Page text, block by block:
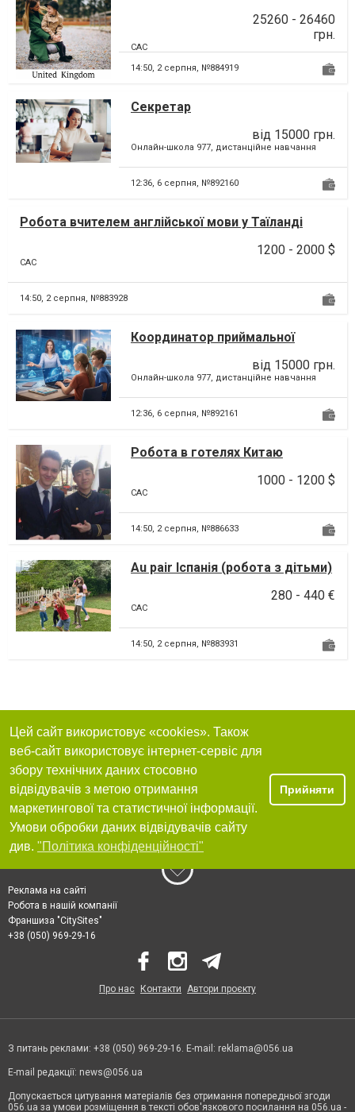
25260 - 26460
грн.
CAC
14:50, 2 серпня, №884919
Секретар
від 15000 грн.
Онлайн-школа 977, дистанційне навчання
12:36, 6 серпня, №892160
Робота вчителем англійської мови у Таїланді
1200 - 2000 $
CAC
14:50, 2 серпня, №883928
Координатор приймальної
від 15000 грн.
Онлайн-школа 977, дистанційне навчання
12:36, 6 серпня, №892161
Робота в готелях Китаю
1000 - 1200 $
CAC
14:50, 2 серпня, №886633
Au pair Іспанія (робота з дітьми)
280 - 440 €
CAC
14:50, 2 серпня, №883931
Цей сайт використовує «cookies». Також
веб-сайт використовує інтернет-сервіс для
збору технічних даних стосовно
відвідувачів з метою отримання
маркетингової та статистичної інформації.
Умови обробки даних відвідувачів сайту
див. "Політика конфіденційності"
Прийняти
Реклама на сайті
Робота в нашій компанії
Франшиза "CitySites"
+38 (050) 969-29-16
Про нас Контакти Автори проєкту
З питань реклами: +38 (050) 969-29-16. E-mail: reklama@056.ua
E-mail редакції: news@056.ua
Допускається цитування матеріалів без отримання попередньої згоди
056.ua за умови розміщення в тексті обов'язкового посилання на 056.ua -